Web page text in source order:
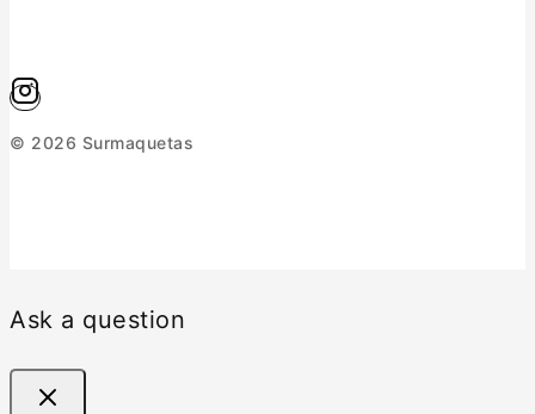
© 2026 Surmaquetas
Ask a question